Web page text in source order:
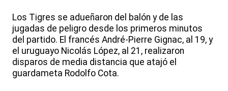
Los Tigres se adueñaron del balón y de las
jugadas de peligro desde los primeros minutos
del partido. El francés André-Pierre Gignac, al 19, y
el uruguayo Nicolás López, al 21, realizaron
disparos de media distancia que atajó el
guardameta Rodolfo Cota.